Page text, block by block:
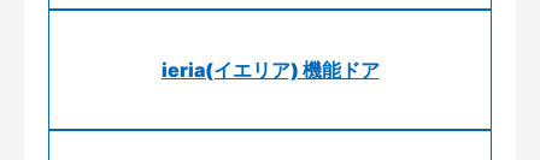
ieria(イエリア) 機能ドア